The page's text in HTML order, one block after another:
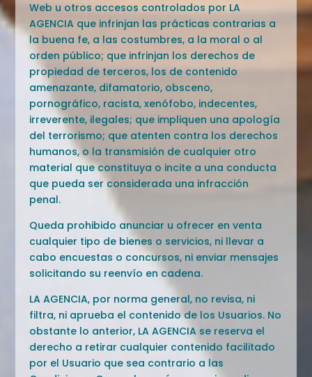
Web u otros accesos controlados por LA
AGENCIA que infrinjan las prácticas contrarias a
la buena fe, a las costumbres, a la moral o al
orden público; que infrinjan los derechos de
propiedad de terceros, los de contenido
amenazante, difamatorio, obsceno,
pornográfico, racista, xenófobo, indecentes,
irreverente, ilegales; que impliquen una apología
del terrorismo; que atenten contra los derechos
humanos, o la transmisión de cualquier otro
material que constituya o incite a una conducta
que pueda ser considerada una infracción
penal.
Queda prohibido anunciar u ofrecer en venta
cualquier tipo de bienes o servicios, ni llevar a
cabo encuestas o concursos, ni enviar mensajes
solicitando su reenvío en cadena.
LA AGENCIA, por norma general, no revisa, ni
filtra, ni aprueba el contenido de los Usuarios. No
obstante lo anterior, LA AGENCIA se reserva el
derecho a retirar cualquier contenido facilitado
por el Usuario que sea contrario a las